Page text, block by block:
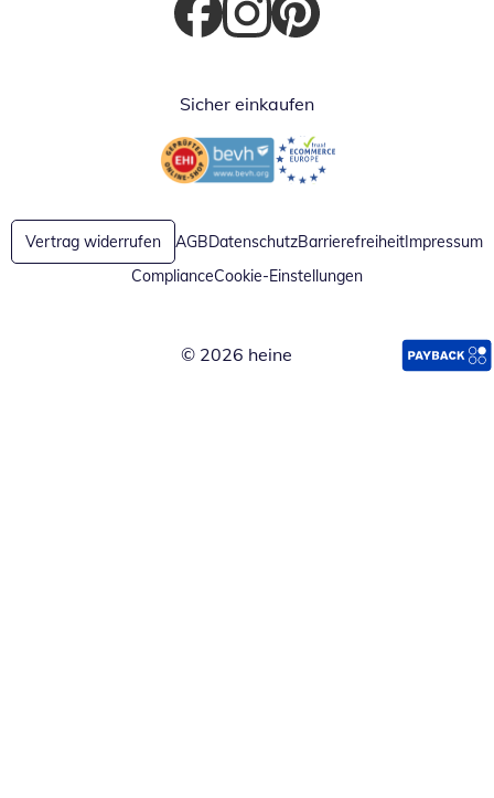
Öffnet in neuem Fenster
Öffnet in neuem Fenster
Öffnet in neuem Fenster
Sicher einkaufen
Öffnet in neuem FensterÖffnet in neuem Fenster
Vertrag widerrufen AGBDatenschutzBarrierefreiheitImpressum
ComplianceCookie-Einstellungen
© 2026 heine